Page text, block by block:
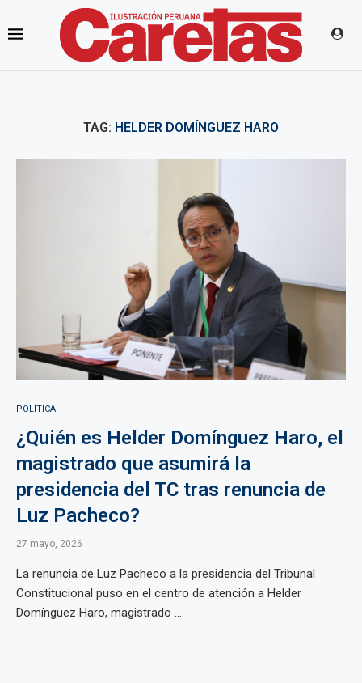
TAG: HELDER DOMÍNGUEZ HARO
POLÍTICA
¿Quién es Helder Domínguez Haro, el
magistrado que asumirá la
presidencia del TC tras renuncia de
Luz Pacheco?
27 mayo, 2026
La renuncia de Luz Pacheco a la presidencia del Tribunal
Constitucional puso en el centro de atención a Helder
Domínguez Haro, magistrado ...